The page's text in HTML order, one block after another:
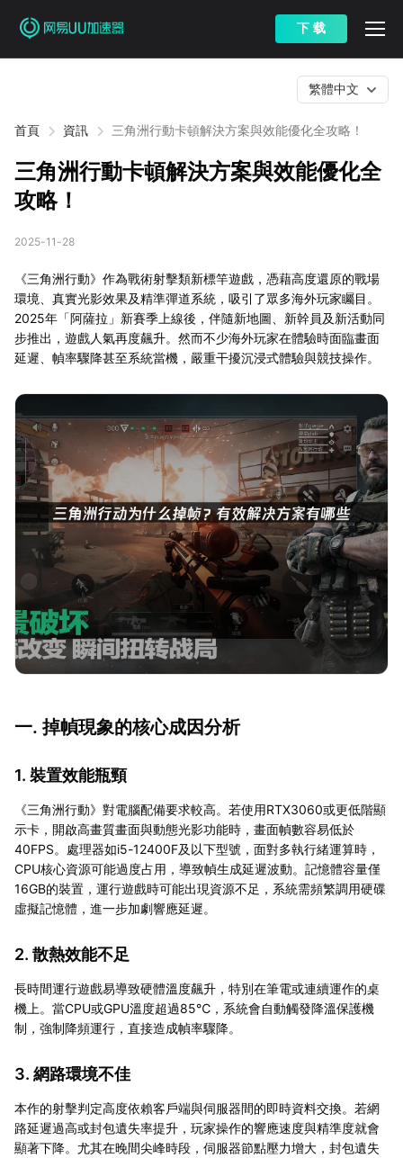
下 载
首頁 資訊 三角洲行動卡頓解決方案與效能優化全攻略！
繁體中文
三角洲行動卡頓解決方案與效能優化全
攻略！
2025-11-28
《三角洲行動》作為戰術射擊類新標竿遊戲，憑藉高度還原的戰場
環境、真實光影效果及精準彈道系統，吸引了眾多海外玩家矚目。
2025年「阿薩拉」新賽季上線後，伴隨新地圖、新幹員及新活動同
步推出，遊戲人氣再度飆升。然而不少海外玩家在體驗時面臨畫面
延遲、幀率驟降甚至系統當機，嚴重干擾沉浸式體驗與競技操作。
一. 掉幀現象的核心成因分析
1. 裝置效能瓶頸
《三角洲行動》對電腦配備要求較高。若使用RTX3060或更低階顯
示卡，開啟高畫質畫面與動態光影功能時，畫面幀數容易低於
40FPS。處理器如i5-12400F及以下型號，面對多執行緒運算時，
CPU核心資源可能過度占用，導致幀生成延遲波動。記憶體容量僅
16GB的裝置，運行遊戲時可能出現資源不足，系統需頻繁調用硬碟
虛擬記憶體，進一步加劇響應延遲。
2. 散熱效能不足
長時間運行遊戲易導致硬體溫度飆升，特別在筆電或連續運作的桌
機上。當CPU或GPU溫度超過85℃，系統會自動觸發降溫保護機
制，強制降頻運行，直接造成幀率驟降。
3. 網路環境不佳
本作的射擊判定高度依賴客戶端與伺服器間的即時資料交換。若網
路延遲過高或封包遺失率提升，玩家操作的響應速度與精準度就會
顯著下降。尤其在晚間尖峰時段，伺服器節點壓力增大，封包遺失